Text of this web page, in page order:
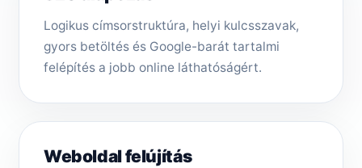
Logikus címsorstruktúra, helyi kulcsszavak,
gyors betöltés és Google-barát tartalmi
felépítés a jobb online láthatóságért.
Weboldal felújítás